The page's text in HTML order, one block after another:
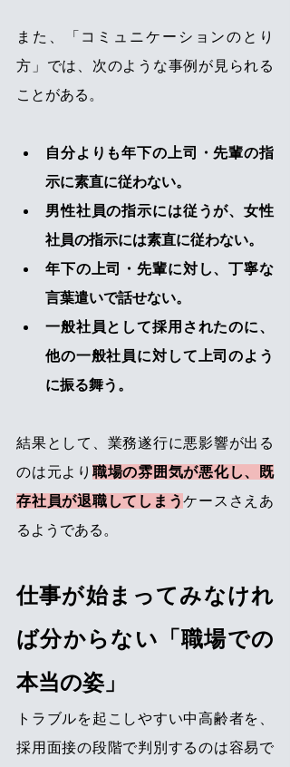
また、「コミュニケーションのとり
方」では、次のような事例が見られる
ことがある。
自分よりも年下の上司・先輩の指
示に素直に従わない。
男性社員の指示には従うが、女性
社員の指示には素直に従わない。
年下の上司・先輩に対し、丁寧な
言葉遣いで話せない。
一般社員として採用されたのに、
他の一般社員に対して上司のよう
に振る舞う。
結果として、業務遂行に悪影響が出る
のは元より 職場の雰囲気が悪化し、既
存社員が退職してしまうケースさえあ
るようである。
仕事が始まってみなけれ
ば分からない「職場での
本当の姿」
トラブルを起こしやすい中高齢者を、
採用面接の段階で判別するのは容易で